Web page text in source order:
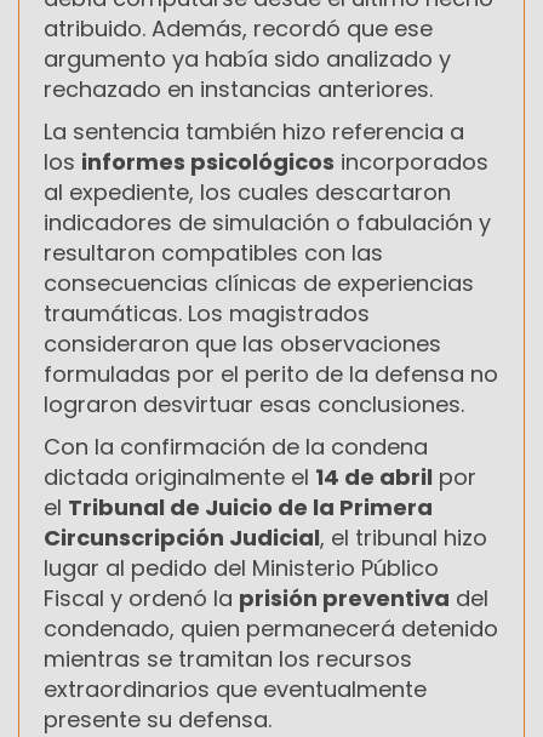
atribuido. Además, recordó que ese
argumento ya había sido analizado y
rechazado en instancias anteriores.
La sentencia también hizo referencia a
los informes psicológicos incorporados
al expediente, los cuales descartaron
indicadores de simulación o fabulación y
resultaron compatibles con las
consecuencias clínicas de experiencias
traumáticas. Los magistrados
consideraron que las observaciones
formuladas por el perito de la defensa no
lograron desvirtuar esas conclusiones.
Con la confirmación de la condena
dictada originalmente el 14 de abril por
el Tribunal de Juicio de la Primera
Circunscripción Judicial, el tribunal hizo
lugar al pedido del Ministerio Público
Fiscal y ordenó la prisión preventiva del
condenado, quien permanecerá detenido
mientras se tramitan los recursos
extraordinarios que eventualmente
presente su defensa.